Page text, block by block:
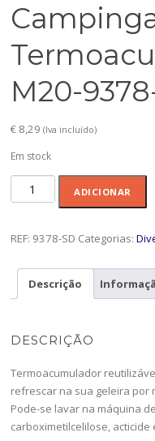
M20-
€ 8,29 (Iva incluído)
Em stock
Quantidade
de
Termoacumulador
9378-
ADICIONAR
REF: 9378-SD Categorias:
Descrição
DESCRIÇÃO
Termoacumulador
refrescar na sua geleira por
Pode-se lavar na máquina
carboximetilcelilose, acticide